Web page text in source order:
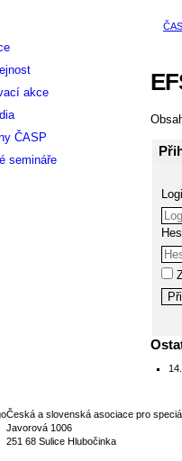
akce
ČASP
semináře
Česká a slovenská asociace pro
Javorová 1006
251 68 Sulice Hlubočinka